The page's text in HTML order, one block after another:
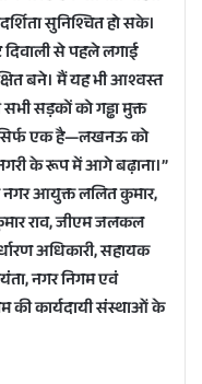
सुनिश्चित हो सके।
दिवाली से पहले लगाई
बने। मैं यह भी आश्वस्त
सड़कों को गड्ढा मुक्त
सिर्फ एक है—लखनऊ को
के रूप में आगे बढ़ाना।”
आयुक्त ललित कुमार,
राव, जीएम जलकल
अधिकारी, सहायक
नगर निगम एवं
की कार्यदायी संस्थाओं के